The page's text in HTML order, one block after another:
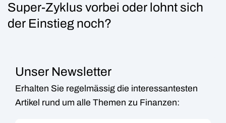
Super-Zyklus vorbei oder lohnt sich
der Einstieg noch?
Unser Newsletter
Erhalten Sie regelmässig die interessantesten
Artikel rund um alle Themen zu Finanzen: